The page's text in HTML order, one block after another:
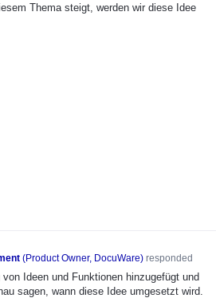
Thema steigt, werden wir diese Idee
(Product Owner, DocuWare)responded
Ideen und Funktionen hinzugefügt und
sagen, wann diese Idee umgesetzt wird.